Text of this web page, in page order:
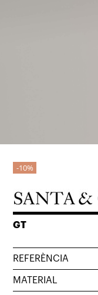
10%
GT
REFERÈNCIA
MATERIAL